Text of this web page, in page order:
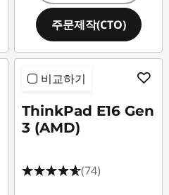
주문제작(CTO)
비교하기
ThinkPad E16 Gen
3 (AMD)
(74)